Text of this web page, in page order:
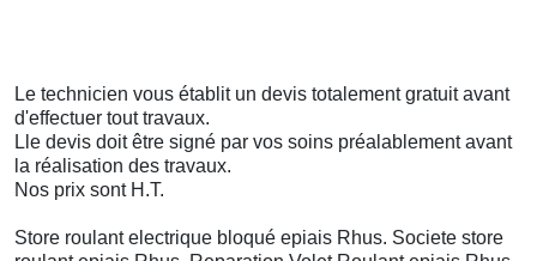
Le technicien vous établit un devis totalement gratuit avant
d'effectuer tout travaux.
Lle devis doit être signé par vos soins préalablement avant
la réalisation des travaux.
Nos prix sont H.T.
Store roulant electrique bloqué epiais Rhus. Societe store